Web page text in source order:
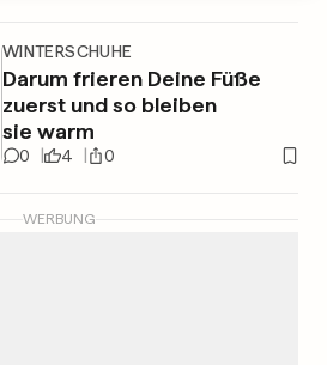
WINTERSCHUHE
Darum frieren Deine Füße
zuerst und so bleiben
sie warm
0 4 0
WERBUNG